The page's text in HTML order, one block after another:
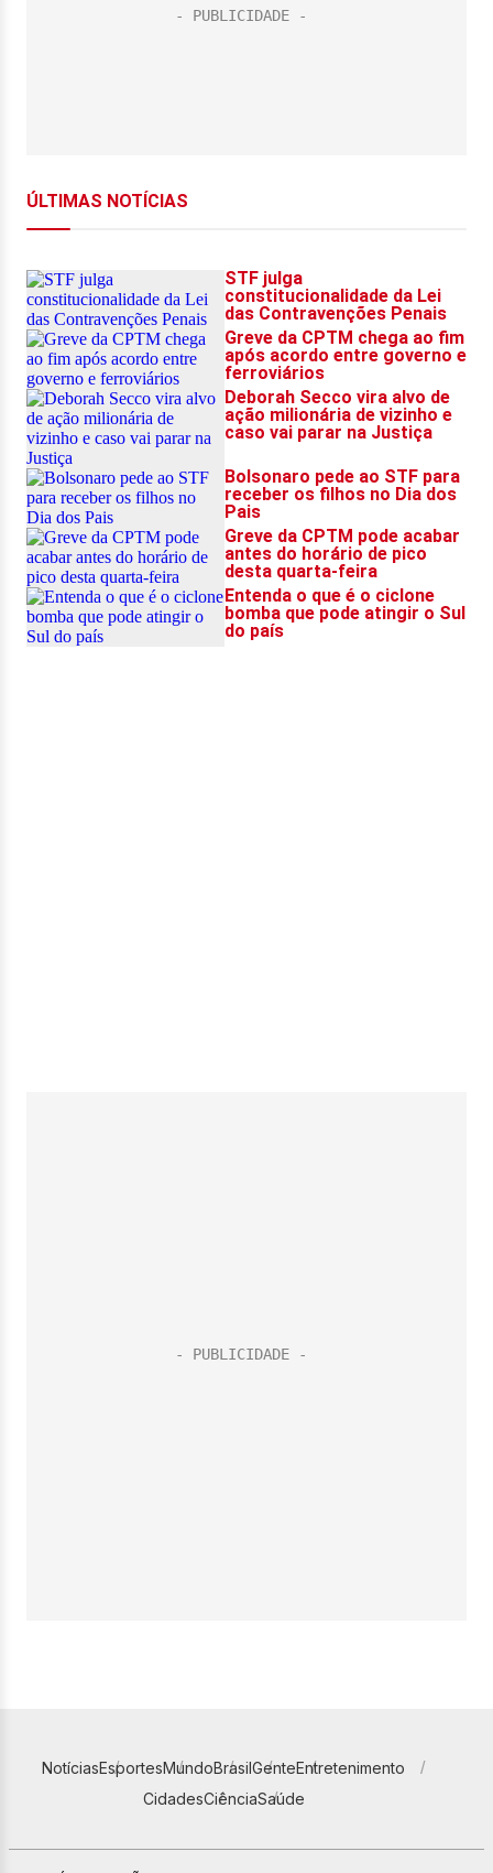
NotíciasEsportesMundoBrasilGenteEntretenimento
CidadesCiênciaSaúde